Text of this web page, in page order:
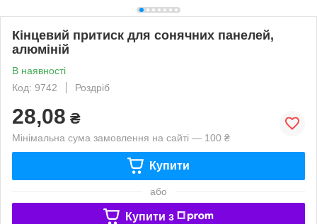
Кінцевий притиск для сонячних панелей,
алюміній
В наявності
Код: 9742
Роздріб
28,08 ₴
Мінімальна сума замовлення на сайті — 100 ₴
Купити
або
Купити з